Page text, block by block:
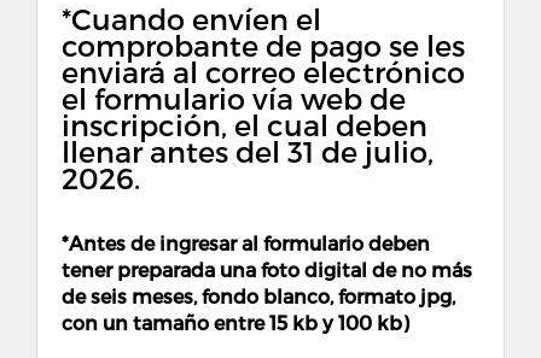
*Cuando envíen el
comprobante de pago se les
enviará al correo electrónico
el formulario vía web de
inscripción, el cual deben
llenar antes del 31 de julio,
2026.
*Antes de ingresar al formulario deben
tener preparada una foto digital de no más
de seis meses, fondo blanco, formato jpg,
con un tamaño entre 15 kb y 100 kb)